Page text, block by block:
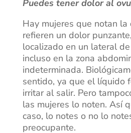
Puedes tener dolor al
Hay mujeres que notan la
refieren un dolor
localizado en un lateral
incluso en la zona
indeterminada.
sentido, ya que el líquido
irritar al salir. Pero
las mujeres lo noten. Así
caso, lo notes o no lo
preocupante.